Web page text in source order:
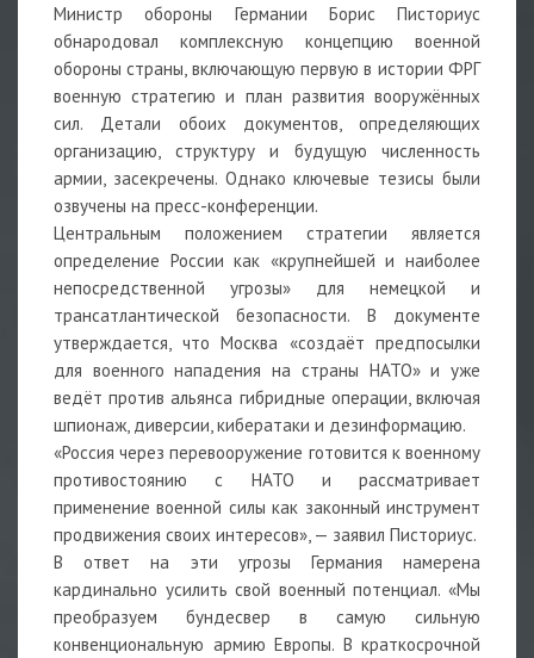
Министр обороны Германии Борис Писториус
обнародовал комплексную концепцию военной
обороны страны, включающую первую в истории ФРГ
военную стратегию и план развития вооружённых
сил. Детали обоих документов, определяющих
организацию, структуру и будущую численность
армии, засекречены. Однако ключевые тезисы были
озвучены на пресс-конференции.
Центральным положением стратегии является
определение России как «крупнейшей и наиболее
непосредственной угрозы» для немецкой и
трансатлантической безопасности. В документе
утверждается, что Москва «создаёт предпосылки
для военного нападения на страны НАТО» и уже
ведёт против альянса гибридные операции, включая
шпионаж, диверсии, кибератаки и дезинформацию.
«Россия через перевооружение готовится к военному
противостоянию с НАТО и рассматривает
применение военной силы как законный инструмент
продвижения своих интересов», — заявил Писториус.
В ответ на эти угрозы Германия намерена
кардинально усилить свой военный потенциал. «Мы
преобразуем бундесвер в самую сильную
конвенциональную армию Европы. В краткосрочной